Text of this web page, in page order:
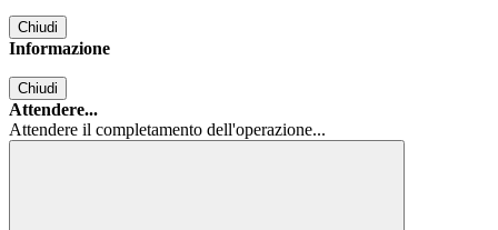
Chiudi
Informazione
Chiudi
Attendere...
Attendere il completamento dell'operazione...